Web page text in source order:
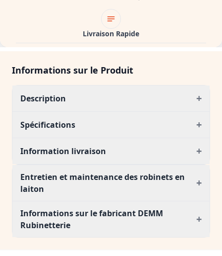
Livraison Rapide
Informations sur le Produit
Description +
Spécifications +
Information livraison +
Entretien et maintenance des robinets en
laiton
+
Informations sur le fabricant DEMM
Rubinetterie
+